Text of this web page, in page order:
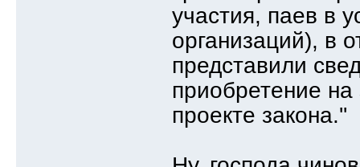
участия, паев в
организаций), в
представили
приобретение
проекте закона.''